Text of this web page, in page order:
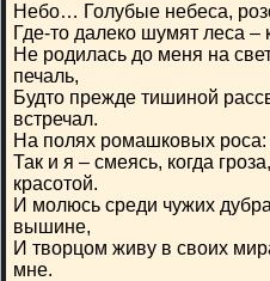
Небо… Голубые небеса,
Где-то далеко шумят леса
Не родилась до меня на
печаль,
Будто прежде тишиной
встречал.
На полях ромашковых роса:
Так и я – смеясь, когда
красотой.
И молюсь среди чужих
вышине,
И творцом живу в своих
мне.